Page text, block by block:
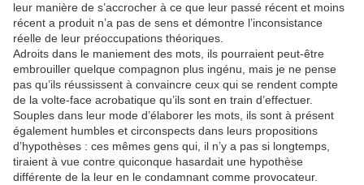
leur manière de s’accrocher à ce que leur passé récent et moins
récent a produit n’a pas de sens et démontre l’inconsistance
réelle de leur préoccupations théoriques.
Adroits dans le maniement des mots, ils pourraient peut-être
embrouiller quelque compagnon plus ingénu, mais je ne pense
pas qu’ils réussissent à convaincre ceux qui se rendent compte
de la volte-face acrobatique qu’ils sont en train d’effectuer.
Souples dans leur mode d’élaborer les mots, ils sont à présent
également humbles et circonspects dans leurs propositions
d’hypothèses : ces mêmes gens qui, il n’y a pas si longtemps,
tiraient à vue contre quiconque hasardait une hypothèse
différente de la leur en le condamnant comme provocateur.